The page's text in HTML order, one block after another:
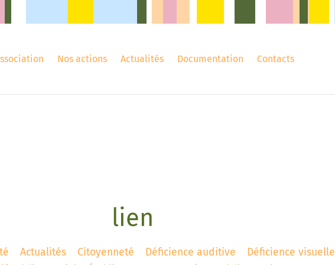
Nos actions Actualités Documentation Contacts
lien
Actualités Citoyenneté Déficience auditive
Déficience visuelle